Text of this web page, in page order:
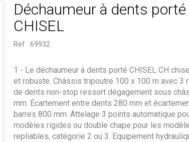
Déchaumeur à dents porté
CHISEL
Réf : 69932
1 - Le déchaumeur à dents porté CHISEL CH
et robuste. Châssis tripoutre 100 x 100 m avec 3
de dents non-stop ressort dégagement sous
mm. Écartement entre dents 280 mm et
barres 800 mm. Attelage 3 points automatique
modèles rigides ou double chape pour les
repliables, catégorie 2 ou 3. Equipement